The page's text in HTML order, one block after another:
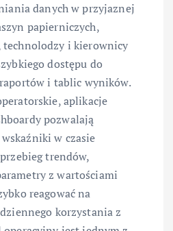
danych w przyjaznej
papierniczych,
i kierownicy
dostępu do
i tablic wyników.
aplikacje
pozwalają
w czasie
trendów,
z wartościami
reagować na
korzystania z